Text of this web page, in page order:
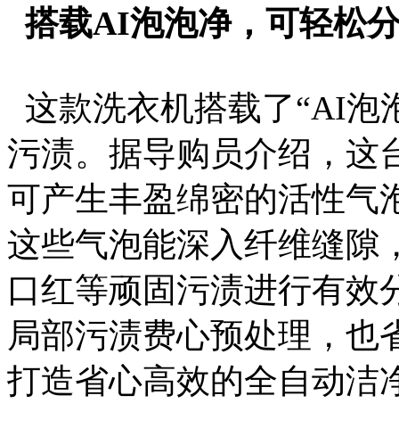
搭载AI泡泡净，可轻松
这款洗衣机搭载了“AI泡
污渍。据导购员介绍，这
可产生丰盈绵密的活性气
这些气泡能深入纤维缝隙
口红等顽固污渍进行有效
局部污渍费心预处理，也
打造省心高效的全自动洁